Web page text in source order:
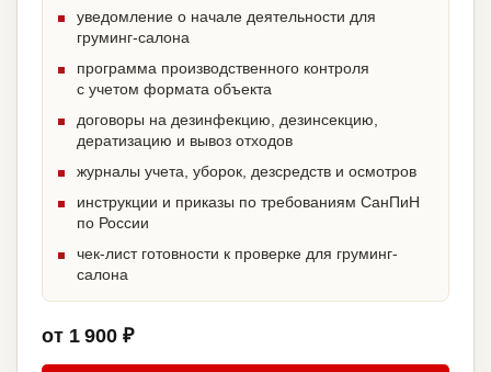
уведомление о начале деятельности для
груминг-салона
программа производственного контроля
с учетом формата объекта
договоры на дезинфекцию, дезинсекцию,
дератизацию и вывоз отходов
журналы учета, уборок, дезсредств и осмотров
инструкции и приказы по требованиям СанПиН
по России
чек-лист готовности к проверке для груминг-
салона
от 1 900 ₽